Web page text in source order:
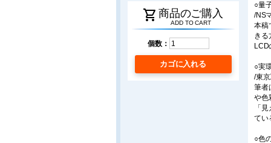
shopping_cart 商品のご購入
ADD TO CART
個数：
カゴに入れる
○量
/NS
本稿
きる
LCD
○実
/東
筆者
や色
「
てい
○色